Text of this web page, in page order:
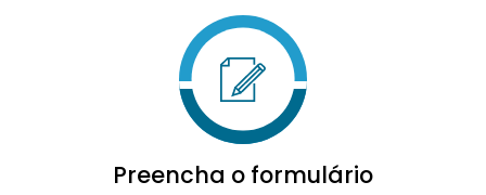
Preencha o formulário